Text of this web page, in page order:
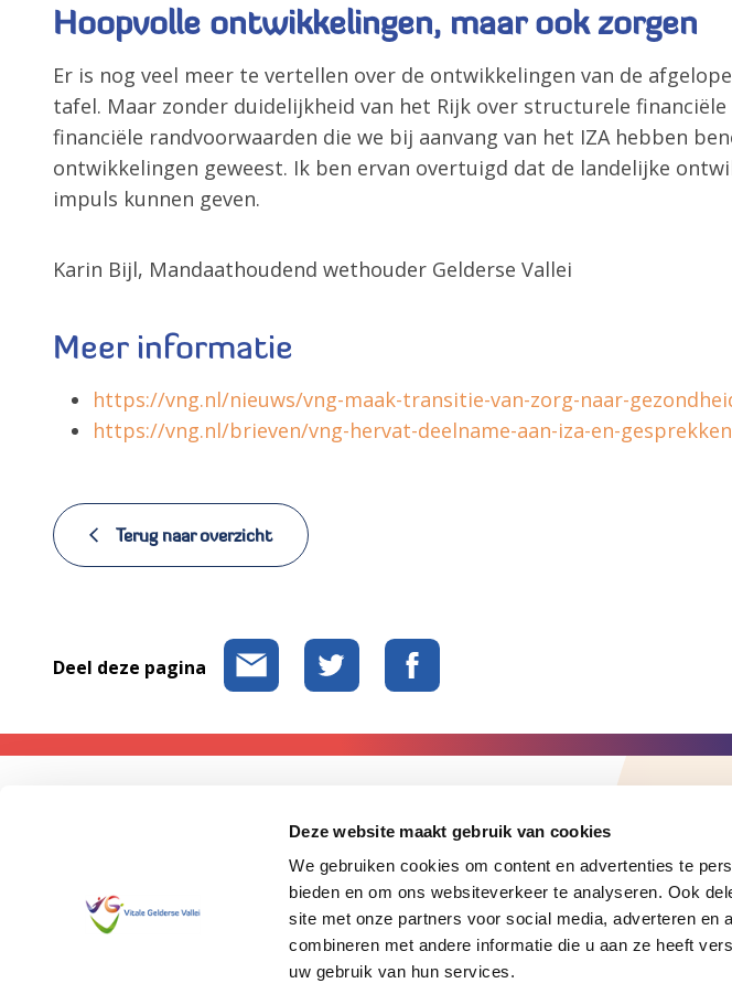
Deze website maakt gebruik van cookies
We gebruiken cookies om content en advertenties te
bieden en om ons websiteverkeer te analyseren. Ook
site met onze partners voor social media, adverteren en
combineren met andere informatie die u aan ze heeft
uw gebruik van hun services.
Hoopvolle ontwikkelingen, maar ook zorgen
Er is nog veel meer te vertellen over de ontwikkelingen van de
tafel. Maar zonder duidelijkheid van het Rijk over structurele
financiële randvoorwaarden die we bij aanvang van het IZA hebben
ontwikkelingen geweest. Ik ben ervan overtuigd dat de landelijke
impuls kunnen geven.
Karin Bijl, Mandaathoudend wethouder Gelderse Vallei
Meer informatie
https://vng.nl/nieuws/vng-maak-transitie-van-zorg-naar-
https://vng.nl/brieven/vng-hervat-deelname-aan-iza-en-
Terug naar overzicht
Deel deze pagina
Heb je vragen over het netwerk Vitale Gelderse Vallei? Of heb je een opmerking die je graag
met ons wilt delen? Stuur dan een e-mail naar Nynke Lokhorst, netwerkmanager Vitale
Gelderse Vallei,
info@vitalegeldersevallei.nl